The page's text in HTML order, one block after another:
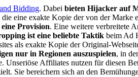
Bidding. Dabei bieten Hijacker auf
eine exakte Kopie der von der
Provision. Eine weitere verbreitete
ist eine beliebte Taktik beim Ad
als exakte Kopie der Original-
nur in Regionen auszuspielen, in
Unseriöse Affiliates nutzen für diesen
Sie bereichern sich an den